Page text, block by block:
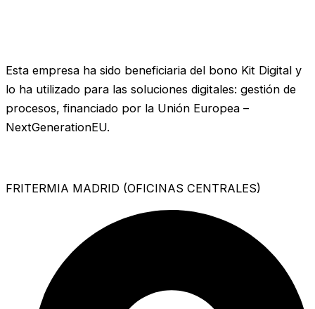
Esta empresa ha sido beneficiaria del bono Kit Digital y
lo ha utilizado para las soluciones digitales: gestión de
procesos, financiado por la Unión Europea –
NextGenerationEU.
FRITERMIA MADRID (OFICINAS CENTRALES)